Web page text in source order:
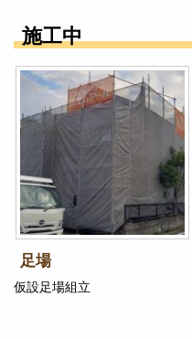
施工中
足場
仮設足場組立